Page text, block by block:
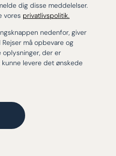
dig disse meddelelser.
vores privatlivspolitik.
nedenfor, giver
må opbevare og
oplysninger, der er
levere det ønskede